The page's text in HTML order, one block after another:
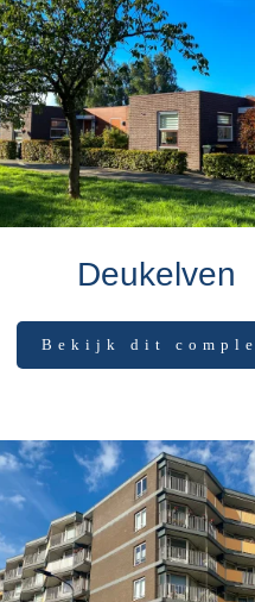
Deukelven
Bekijk dit